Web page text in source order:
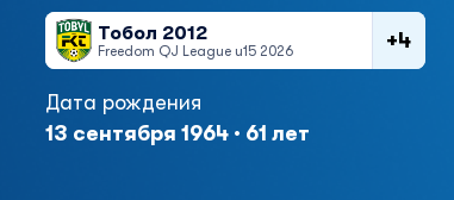
Тобол 2012
Freedom QJ League u15 2026 +4
Дата рождения
13 сентября 1964 · 61 лет